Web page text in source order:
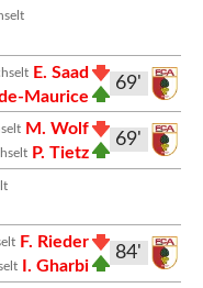
69'
E. Saad
Maurice
69'
M. Wolf
P. Tietz
84'
F. Rieder
I. Gharbi